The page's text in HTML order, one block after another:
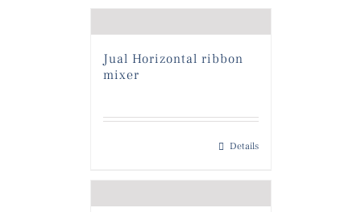
Jual Horizontal ribbon
mixer
Details